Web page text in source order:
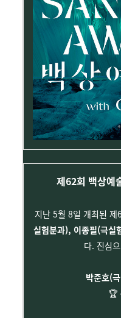
제62회 백상예
지난 5월 8일 개최된 제
실험분과), 이종필(극실
다. 진심
박준호(
🏆